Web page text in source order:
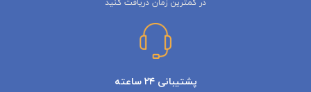
در کمترین زمان دریافت کنید
پشتیبانی ۲۴ ساعته